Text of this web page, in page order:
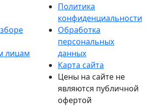
лицам
Политика
конфиденциальности
Обработка
персональных
данных
Карта сайта
Цены на сайте не
являются публичной
офертой